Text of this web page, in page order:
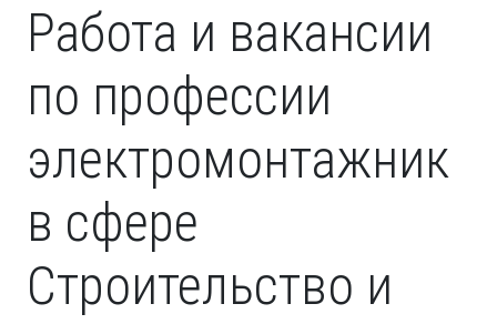
Работа и вакансии
по профессии
электромонтажник
в сфере
Строительство и